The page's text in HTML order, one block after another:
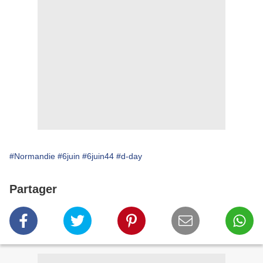
#Normandie #6juin #6juin44 #d-day
Partager